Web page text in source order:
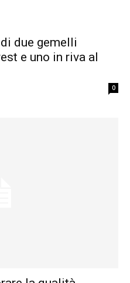
due gemelli
e uno in riva al
0